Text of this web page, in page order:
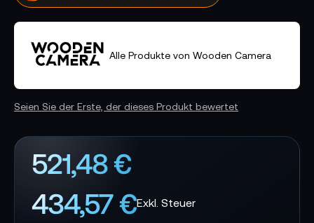
Alle Produkte von Wooden Camera
Seien Sie der Erste, der dieses Produkt bewertet
521,48 €
434,57 €